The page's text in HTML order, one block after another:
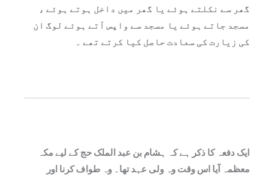
گھر سے نکلتے ہوئے یا گھر میں داخل ہوتے ہوئے ،
مسجد جاتے ہوئے یا مسجد سے واپس آتے ہوئے لوگ ان
کی زیارت کی سعادت حاصل کیا کرتے تھے ۔
ایک دفعہ کا ذکر ہے کہ ہشام بن عبد الملک حج کے لیے مکہ
معظمہ آیا اس وقت وہ ولی عہد تھا۔ وہ طواف کرنا اور